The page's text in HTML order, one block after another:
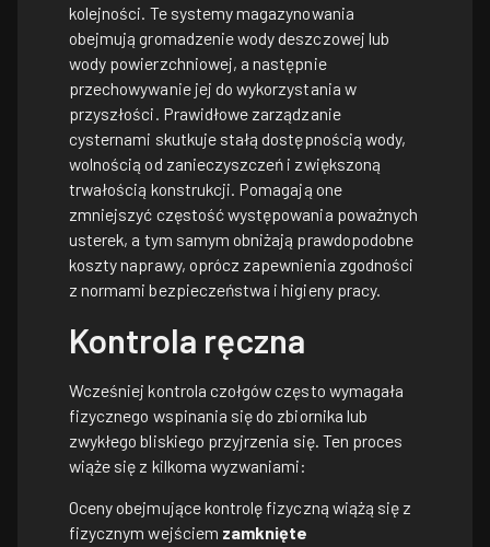
kolejności. Te systemy magazynowania
obejmują gromadzenie wody deszczowej lub
wody powierzchniowej, a następnie
przechowywanie jej do wykorzystania w
przyszłości. Prawidłowe zarządzanie
cysternami skutkuje stałą dostępnością wody,
wolnością od zanieczyszczeń i zwiększoną
trwałością konstrukcji. Pomagają one
zmniejszyć częstość występowania poważnych
usterek, a tym samym obniżają prawdopodobne
koszty naprawy, oprócz zapewnienia zgodności
z normami bezpieczeństwa i higieny pracy.
Kontrola ręczna
Wcześniej kontrola czołgów często wymagała
fizycznego wspinania się do zbiornika lub
zwykłego bliskiego przyjrzenia się. Ten proces
wiąże się z kilkoma wyzwaniami:
Oceny obejmujące kontrolę fizyczną wiążą się z
fizycznym wejściem zamknięte